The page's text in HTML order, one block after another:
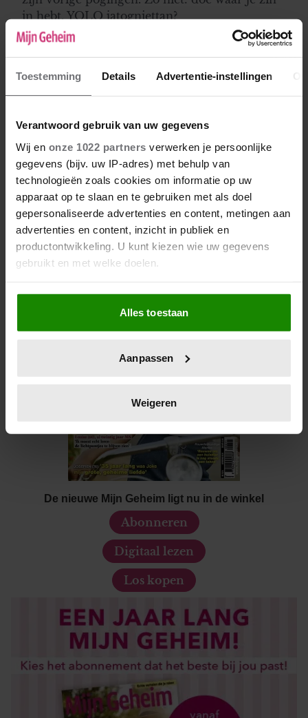
Toestemming Details Advertentie-instellingen
Verantwoord gebruik van uw gegevens
Wij en onze 1022 partners verwerken je persoonlijke
gegevens (bijv. uw IP-adres) met behulp van
technologieën zoals cookies om informatie op uw
apparaat op te slaan en te gebruiken met als doel
gepersonaliseerde advertenties en content, metingen aan
advertenties en content, inzicht in publiek en
productontwikkeling. U kunt kiezen wie uw gegevens
gebruikt en met welke doelen.
Als u het toestaat, willen we ook graag:
Informatie verzamelen over uw geografische locatie,
die tot een paar meter nauwkeurig kan zijn
op specifieke eigenschappen (fingerprinting)
verwerkt en stel uw voorkeuren in het
intrekken in de Cookieverklaring.
We gebruiken cookies om content en advertenties te
personaliseren, om functies voor social media te bieden
en om ons websiteverkeer te analyseren. Ook delen we
informatie over uw gebruik van onze site met onze
partners voor social media, adverteren en analyse. Deze
partners kunnen deze gegevens combineren met andere
informatie die u aan ze heeft verstrekt of die ze hebben
verzameld op basis van uw gebruik van hun services. U
gebruiken.
Alles toestaan
Aanpassen
Weigeren
in hebt, YOLO jatogniettan?
Bianca Van Dongen
18-05-2023 16:53
De bal ligt echt bij jou. Als je eerlijk wil zijn
toch echt iets moeten gaan doen aan zijn
blokkade. Anders vrienden blijven en uit
elkaar. Ik help vrouwen hier mee dus als je
meer wilt weten laat het me weten.
De nieuwe Mijn Geheim ligt nu in de winkel
Abonneren
Digitaal lezen
Los kopen